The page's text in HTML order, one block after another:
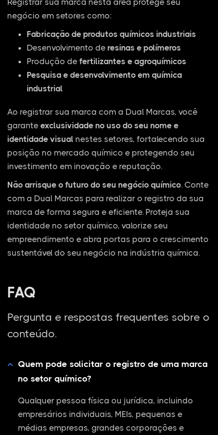
negócio em setores como:
Fabricação de produtos químicos industriais
Desenvolvimento de resinas e polímeros
Produção de fertilizantes e agroquímicos
Pesquisa e desenvolvimento em química
industrial
Ao registrar sua marca com a Dual Marcas, você
garante exclusividade no uso do seu nome e
identidade visual nestes setores, fortalecendo sua
posição no mercado químico e protegendo seu
investimento em inovação e reputação.
Não arrisque o futuro do seu negócio químico. Conte
com a Dual Marcas para realizar o registro da sua
marca de forma segura e eficiente. Proteja sua
identidade no setor químico, valorize seu
empreendimento e abra portas para o crescimento
sustentável do seu negócio na indústria química.
FAQ
Pergunta e respostas frequentes sobre o
conteúdo.
Quem pode solicitar o registro de uma marca
no setor químico?
Qualquer pessoa física ou jurídica, incluindo
empresários individuais, MEIs, pequenas e
médias empresas, grandes corporações e